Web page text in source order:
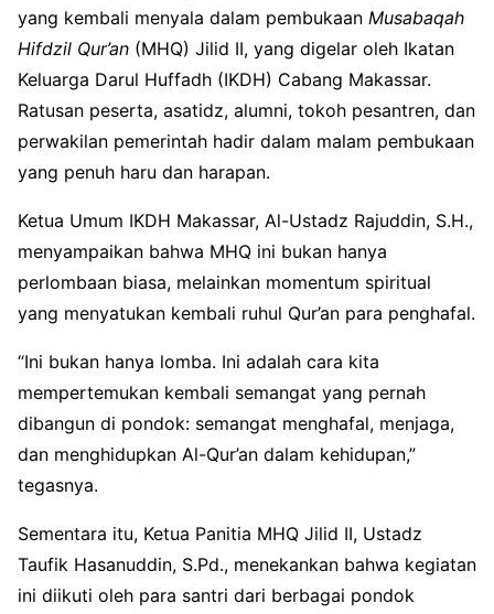
yang kembali menyala dalam pembukaan Musabaqah
Hifdzil Qur’an (MHQ) Jilid II, yang digelar oleh Ikatan
Keluarga Darul Huffadh (IKDH) Cabang Makassar.
Ratusan peserta, asatidz, alumni, tokoh pesantren, dan
perwakilan pemerintah hadir dalam malam pembukaan
yang penuh haru dan harapan.
Ketua Umum IKDH Makassar, Al-Ustadz Rajuddin, S.H.,
menyampaikan bahwa MHQ ini bukan hanya
perlombaan biasa, melainkan momentum spiritual
yang menyatukan kembali ruhul Qur’an para penghafal.
“Ini bukan hanya lomba. Ini adalah cara kita
mempertemukan kembali semangat yang pernah
dibangun di pondok: semangat menghafal, menjaga,
dan menghidupkan Al-Qur’an dalam kehidupan,”
tegasnya.
Sementara itu, Ketua Panitia MHQ Jilid II, Ustadz
Taufik Hasanuddin, S.Pd., menekankan bahwa kegiatan
ini diikuti oleh para santri dari berbagai pondok